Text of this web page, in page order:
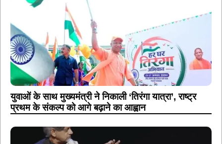
युवाओं के साथ मुख्यमंत्री ने निकाली ‘तिरंगा यात्रा’, राष्ट्र
प्रथम के संकल्प को आगे बढ़ाने का आह्वान